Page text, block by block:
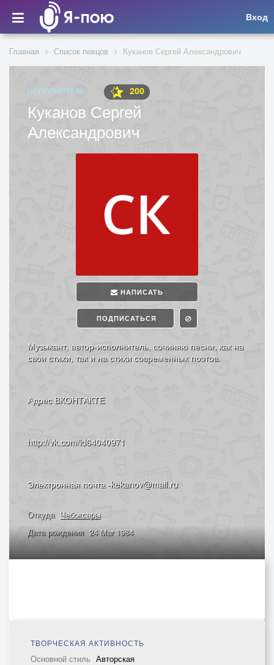
Вход
Главная Список певцов Куканов Сергей Александрович
ИСПОЛНИТЕЛЬ 200
Куканов Сергей
Александрович
НАПИСАТЬ
ПОДПИСАТЬСЯ
Музыкант, автор-исполнитель, сочиняю песни, как на
свои стихи, так и на стихи современных поэтов.
Адрес ВКОНТАКТЕ
http://vk.com/id64040971
Электронная почта -kekanov@mail.ru
Откуда Чебоксары
Дата рождения 24 Mar 1984
ТВОРЧЕСКАЯ АКТИВНОСТЬ
Основной стиль Авторская